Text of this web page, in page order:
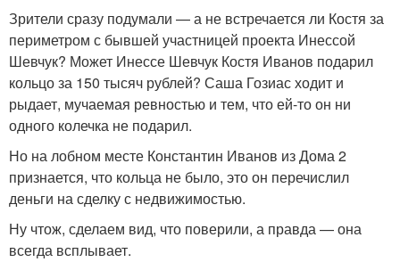
Зрители сразу подумали — а не встречается ли Костя за
периметром с бывшей участницей проекта Инессой
Шевчук? Может Инессе Шевчук Костя Иванов подарил
кольцо за 150 тысяч рублей? Саша Гозиас ходит и
рыдает, мучаемая ревностью и тем, что ей-то он ни
одного колечка не подарил.
Но на лобном месте Константин Иванов из Дома 2
признается, что кольца не было, это он перечислил
деньги на сделку с недвижимостью.
Ну чтож, сделаем вид, что поверили, а правда — она
всегда всплывает.